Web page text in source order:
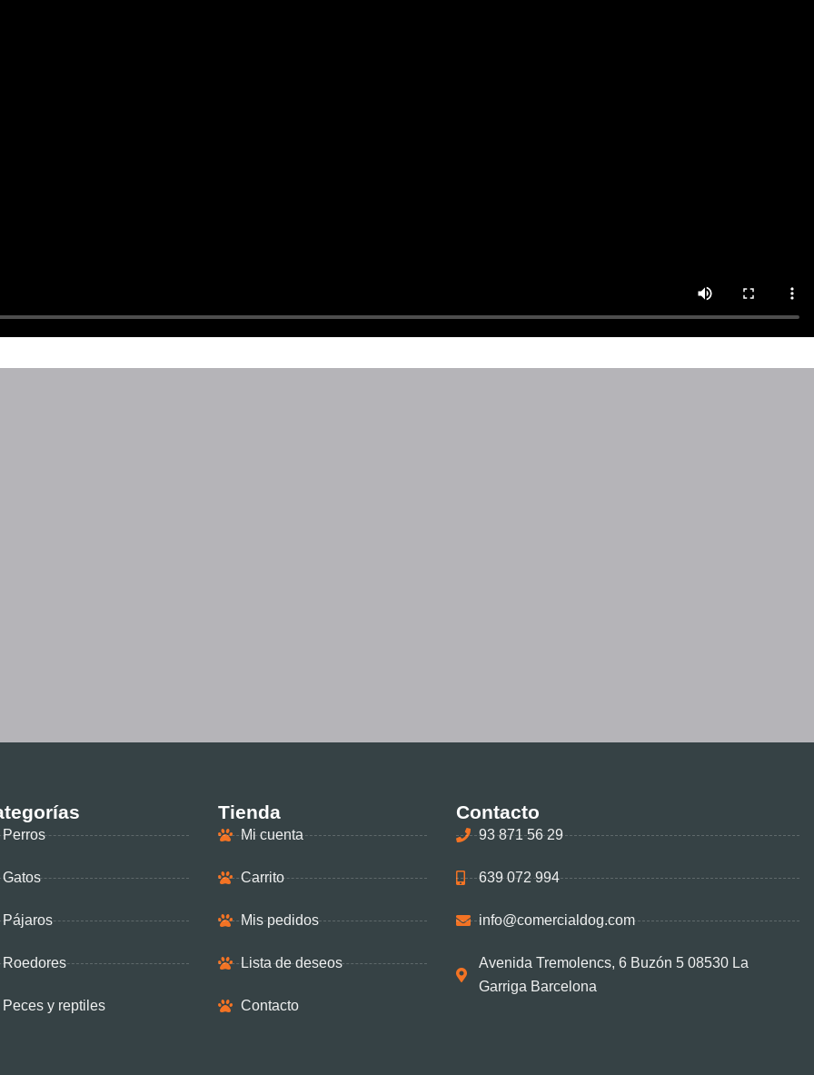
Perros
Gatos
Pájaros
Roedores
Peces y reptiles
Tienda
Mi cuenta
Carrito
Mis pedidos
Lista de deseos
Contacto
Contacto
93 871 56 29
639 072 994
info@comercialdog.com
Avenida Tremolencs, 6 Buzón 5 08530 La
Garriga Barcelona